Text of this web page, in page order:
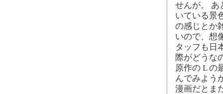
せんが。 あ
いている景
の感じとか
いので、想
タッフも日
際がどうな
原作の L の
んでみよう
漫画だとま